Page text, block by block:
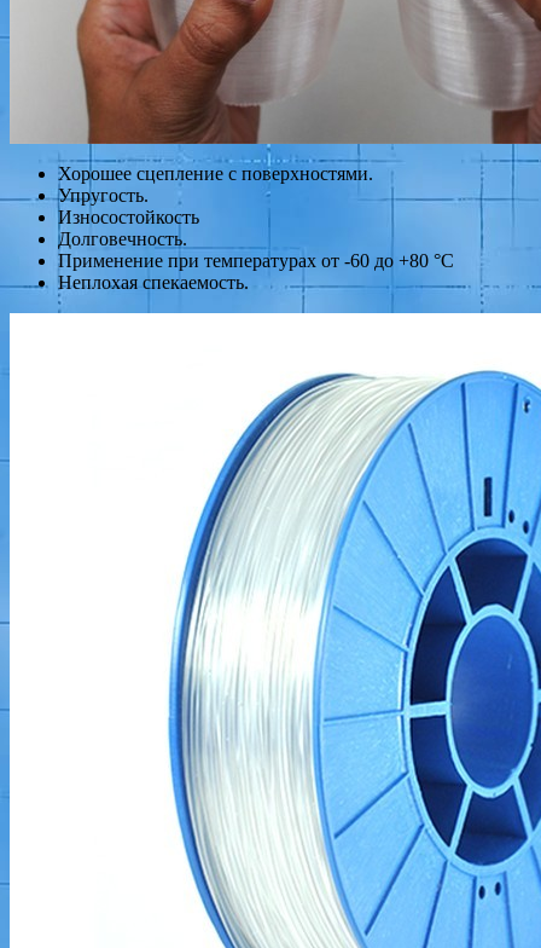
Хорошее сцепление с поверхностями.
Упругость.
Износостойкость
Долговечность.
Применение при температурах от -60 до +80 °С
Неплохая спекаемость.